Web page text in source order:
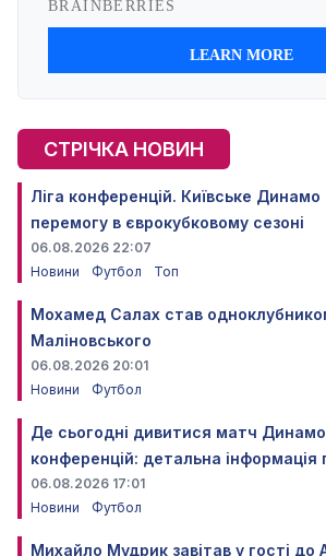
СТРІЧКА НОВИН
Ліга конференцій. Київське
перемогу в єврокубковому сезоні
06.08.2026 22:07
Новини
Футбол Топ
Мохамед Салах став
Маліновського
06.08.2026 20:01
Новини
Футбол
Де сьогодні дивитися матч Динамо
конференцій: детальна інформація
06.08.2026 17:01
Новини
Футбол
Михайло Мудрик завітав у гості до